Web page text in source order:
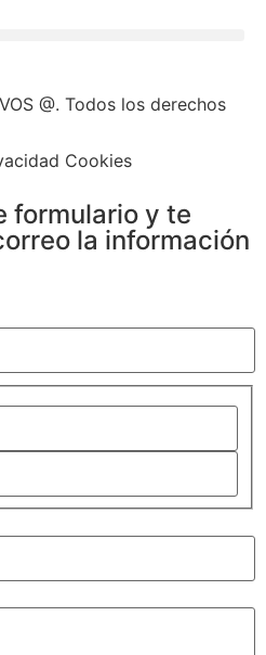
@. Todos los derechos
Cookies
formulario y te
la información